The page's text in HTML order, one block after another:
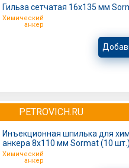
Гильза сетчатая 16х135 мм
Химический
анкер
PETROVICH.RU
Инъекционная шпилька для
анкера 8х110 мм Sormat (10 шт.)
Химический
анкер